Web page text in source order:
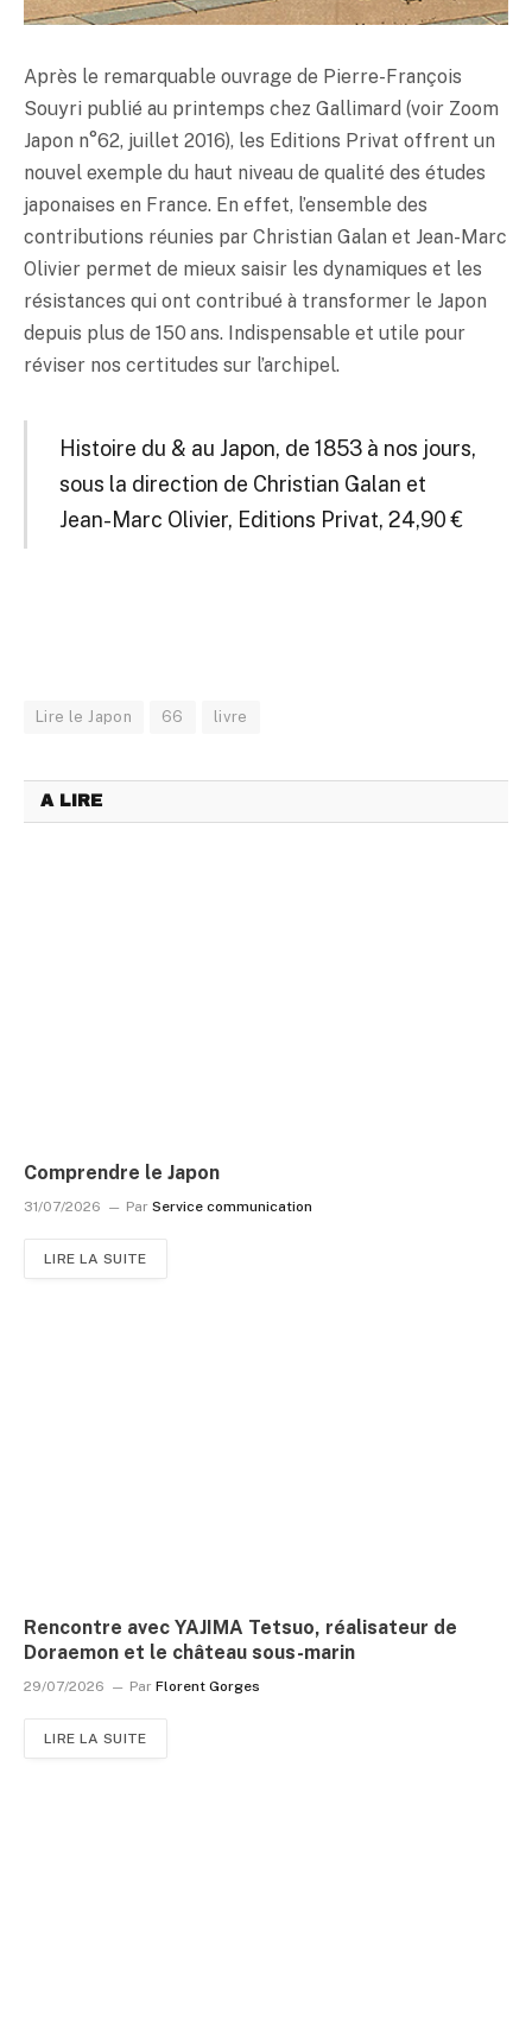
Après le remarquable ouvrage de Pierre-François
Souyri publié au printemps chez Gallimard (voir Zoom
Japon n°62, juillet 2016), les Editions Privat offrent un
nouvel exemple du haut niveau de qualité des études
japonaises en France. En effet, l’ensemble des
contributions réunies par Christian Galan et Jean-Marc
Olivier permet de mieux saisir les dynamiques et les
résistances qui ont contribué à transformer le Japon
depuis plus de 150 ans. Indispensable et utile pour
réviser nos certitudes sur l’archipel.
Histoire du & au Japon, de 1853 à nos jours,
sous la direction de Christian Galan et
Jean-Marc Olivier, Editions Privat, 24,90 €
Lire le Japon 66 livre
A LIRE
Comprendre le Japon
31/07/2026 Par Service communication
LIRE LA SUITE
Rencontre avec YAJIMA Tetsuo, réalisateur de
Doraemon et le château sous-marin
29/07/2026 Par Florent Gorges
LIRE LA SUITE